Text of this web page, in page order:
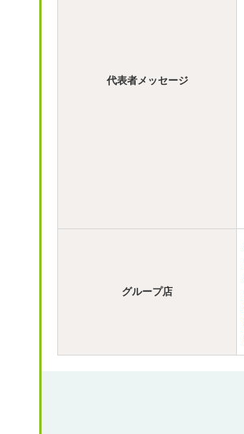
代表者メッセージ
グループ店